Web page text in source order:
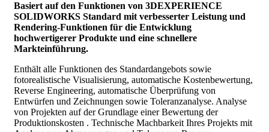
Basiert auf den Funktionen von 3DEXPERIENCE
SOLIDWORKS Standard mit verbesserter Leistung und
Rendering-Funktionen für die Entwicklung
hochwertigerer Produkte und eine schnellere
Markteinführung.
Enthält alle Funktionen des Standardangebots sowie
fotorealistische Visualisierung, automatische Kostenbewertung,
Reverse Engineering, automatische Überprüfung von
Entwürfen und Zeichnungen sowie Toleranzanalyse. Analyse
von Projekten auf der Grundlage einer Bewertung der
Produktionskosten . Technische Machbarkeit Ihres Projekts mit